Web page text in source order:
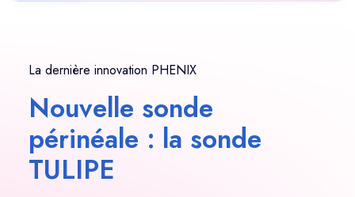
La dernière innovation PHENIX
Nouvelle sonde
périnéale : la sonde
TULIPE